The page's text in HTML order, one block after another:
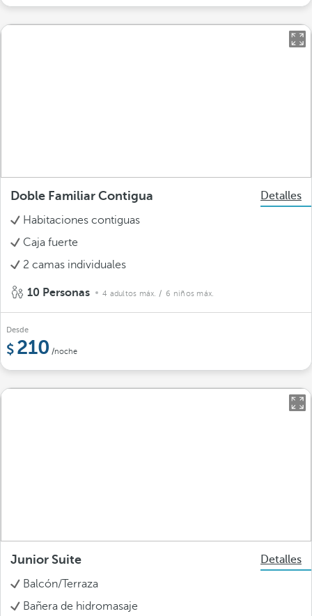
Doble Familiar Contigua
Detalles
Habitaciones contiguas
Caja fuerte
2 camas individuales
10 Personas 4 adultos máx. / 6 niños máx.
Desde
210 /noche
Junior Suite
Detalles
Balcón/Terraza
Bañera de hidromasaje